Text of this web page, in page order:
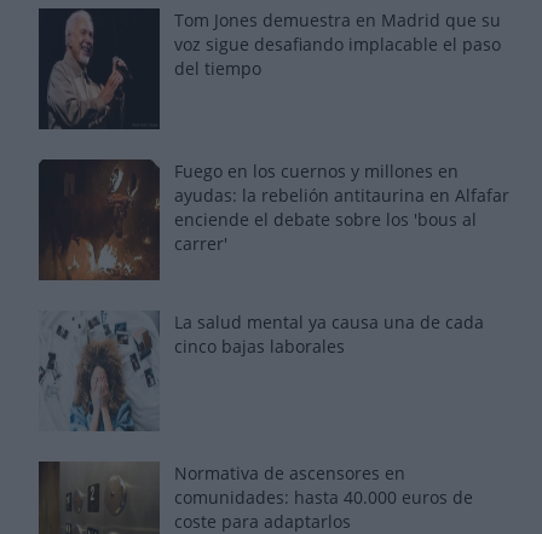
Tom Jones demuestra en Madrid que su
voz sigue desafiando implacable el paso
del tiempo
Fuego en los cuernos y millones en
ayudas: la rebelión antitaurina en Alfafar
enciende el debate sobre los 'bous al
carrer'
La salud mental ya causa una de cada
cinco bajas laborales
Normativa de ascensores en
comunidades: hasta 40.000 euros de
coste para adaptarlos